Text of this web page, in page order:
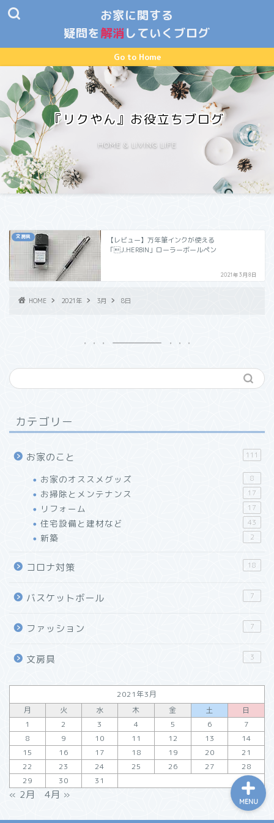
お家に関する
疑問を 解消 していくブログ
Go to Home
『リクやん』お役立ちブログ
HOME & LIVING LIFE
文房具
【レビュー】万年筆インクが使える
「J.HERBIN」ローラーボールペン
2021年3月8日
HOME 2021年 3月 8日
カテゴリー
お家のこと 111
お家のオススメグッズ 8
お掃除とメンテナンス 17
リフォーム 17
住宅設備と建材など 43
新築 2
コロナ対策 18
バスケットボール 7
ファッション 7
文房具 3
2021年3月
月
火 水 木 金 土
日
1
2 3 4 5 6
7
8
9 10 11 12 13
14
15
16 17 18 19 20
21
22
23 24 25 26 27
28
29
30 31
« 2月 4月 »
MENU
【レビュー】万年筆インク
な人におすすめ！特徴と活
リフォーム会社紹介サイト
「ホームプロ」がおすすめ
な理由